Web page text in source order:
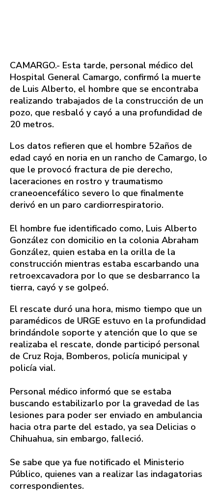
CAMARGO.- Esta tarde, personal médico del
Hospital General Camargo, confirmó la muerte
de Luis Alberto, el hombre que se encontraba
realizando trabajados de la construcción de un
pozo, que resbaló y cayó a una profundidad de
20 metros.
Los datos refieren que el hombre 52años de
edad cayó en noria en un rancho de Camargo, lo
que le provocó fractura de pie derecho,
laceraciones en rostro y traumatismo
craneoencefálico severo lo que finalmente
derivó en un paro cardiorrespiratorio.
El hombre fue identificado como, Luis Alberto
González con domicilio en la colonia Abraham
González, quien estaba en la orilla de la
construcción mientras estaba escarbando una
retroexcavadora por lo que se desbarranco la
tierra, cayó y se golpeó.
El rescate duró una hora, mismo tiempo que un
paramédicos de URGE estuvo en la profundidad
brindándole soporte y atención que lo que se
realizaba el rescate, donde participó personal
de Cruz Roja, Bomberos, policía municipal y
policía vial.
Personal médico informó que se estaba
buscando estabilizarlo por la gravedad de las
lesiones para poder ser enviado en ambulancia
hacia otra parte del estado, ya sea Delicias o
Chihuahua, sin embargo, falleció.
Se sabe que ya fue notificado el Ministerio
Público, quienes van a realizar las indagatorias
correspondientes.